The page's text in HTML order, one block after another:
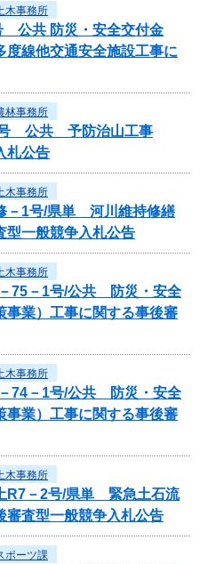
木事務所
公共 防災・安全交付金
度線他交通安全施設工事に
林事務所
号 公共 予防治山工事
札公告
木事務所
－1号/県単 河川維持修繕
型一般競争入札公告
木事務所
75－1号/公共 防災・安全
事業）工事に関する事後審
木事務所
74－1号/公共 防災・安全
事業）工事に関する事後審
木事務所
R7－2号/県単 緊急土石流
審査型一般競争入札公告
ポーツ課